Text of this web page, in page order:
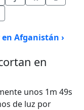
Afganistán ›
en
unos 1m 49s
de luz por